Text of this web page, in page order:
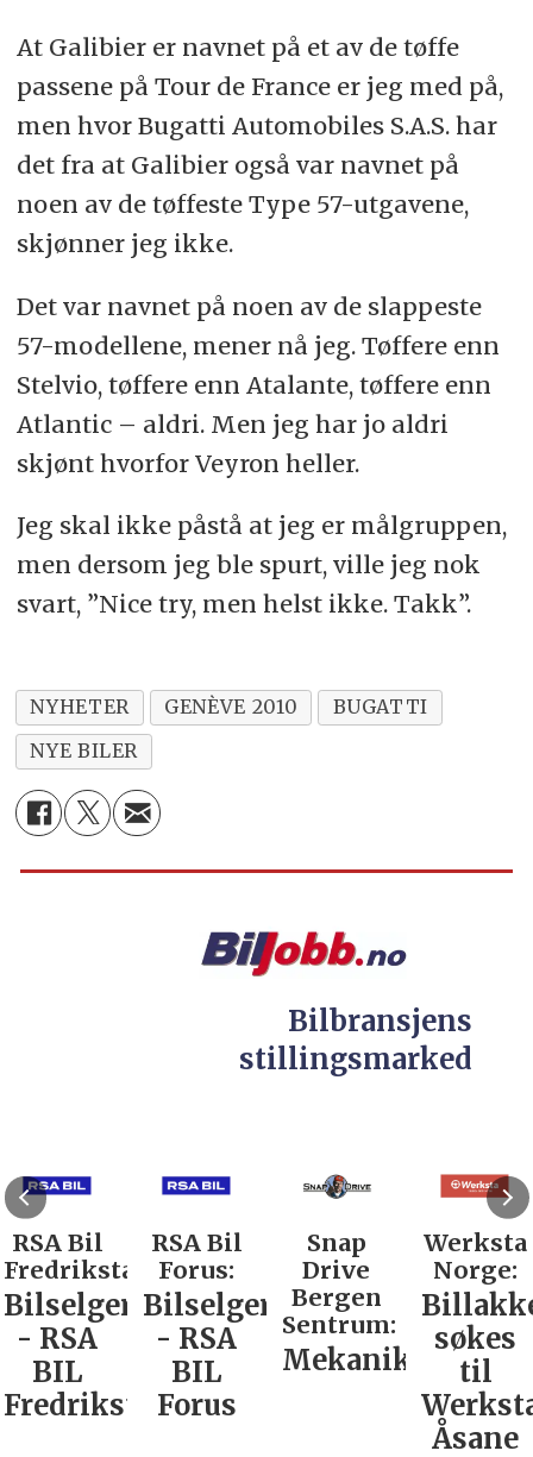
At Galibier er navnet på et av de tøffe
passene på Tour de France er jeg med på,
men hvor Bugatti Automobiles S.A.S. har
det fra at Galibier også var navnet på
noen av de tøffeste Type 57-utgavene,
skjønner jeg ikke.
Det var navnet på noen av de slappeste
57-modellene, mener nå jeg. Tøffere enn
Stelvio, tøffere enn Atalante, tøffere enn
Atlantic – aldri. Men jeg har jo aldri
skjønt hvorfor Veyron heller.
Jeg skal ikke påstå at jeg er målgruppen,
men dersom jeg ble spurt, ville jeg nok
svart, ”Nice try, men helst ikke. Takk”.
NYHETER GENÈVE 2010
BUGATTI
NYE BILER
Bilbransjens
stillingsmarked
RSA Bil
Fredrikstad:
Bilselger
- RSA
BIL
Fredrikstad
RSA Bil
Forus:
Bilselger
- RSA
BIL
Forus
Snap
Drive
Bergen
Sentrum:
Mekaniker
Werksta
Norge:
søkes
til
Åsane